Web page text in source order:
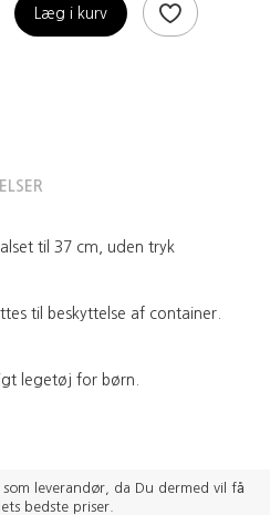
Læg i kurv
til 37 cm, uden tryk
til beskyttelse af container.
legetøj for børn.
leverandør, da Du dermed vil få
bedste priser.